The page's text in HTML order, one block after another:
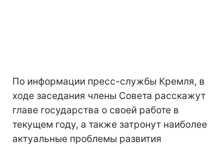
По информации пресс-службы Кремля, в
ходе заседания члены Совета расскажут
главе государства о своей работе в
текущем году, а также затронут наиболее
актуальные проблемы развития